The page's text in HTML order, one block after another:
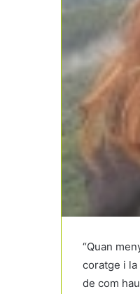
“Quan
coratge i la
de com